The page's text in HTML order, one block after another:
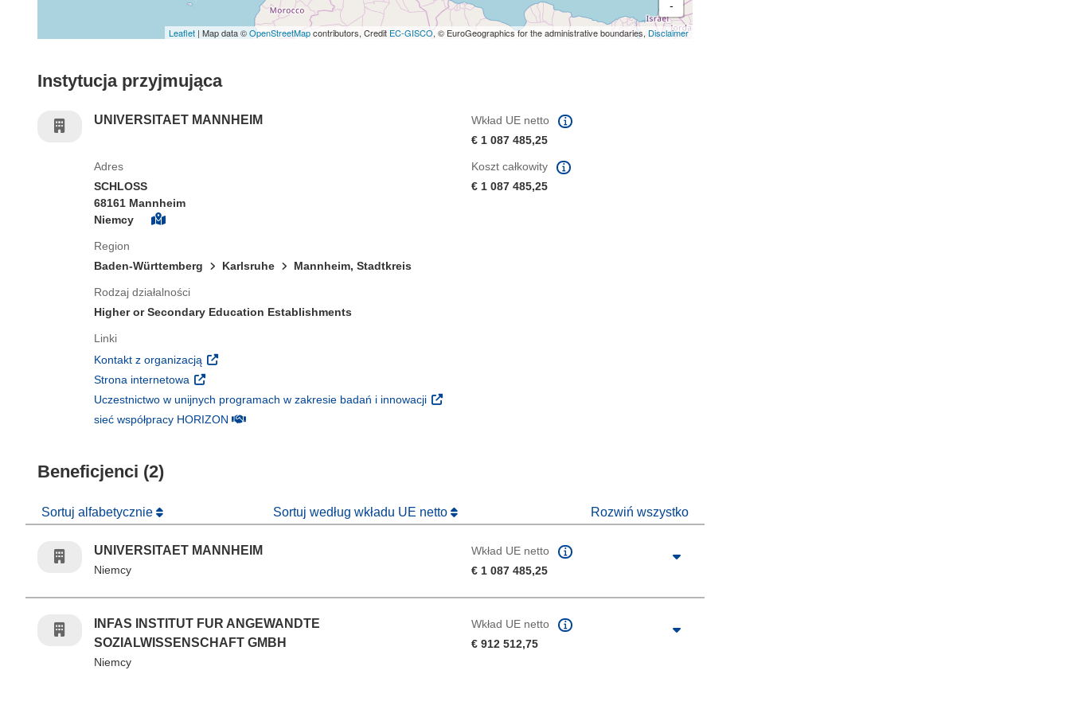
-
Leaflet | Map data ©OpenStreetMapcontributors, Credit EC-GISCO, © EuroGeographics for the administrative boundaries, Disclaimer
Instytucja przyjmująca
UNIVERSITAET MANNHEIM
Wkład UE netto
€ 1 087 485,25
Adres
SCHLOSS
68161 Mannheim
Niemcy
Region
Baden-Württemberg
Karlsruhe Mannheim, Stadtkreis
Rodzaj działalności
Higher or Secondary Education Establishments
Linki
Kontakt z organizacją (odnośnik otworzy się w nowym oknie)
Strona internetowa (odnośnik otworzy się w nowym oknie)
Uczestnictwo w unijnych programach w zakresie badań i innowacji (odnośnik otworzy się w nowym oknie)
sieć współpracy HORIZON(odnośnik otworzy się w nowym oknie)
Koszt całkowity
€ 1 087 485,25
Beneficjenci (2)
Sortuj alfabetycznie Sortuj według wkładu UE netto Rozwiń wszystko
UNIVERSITAET MANNHEIM
Niemcy
Wkład UE netto
€ 1 087 485,25
INFAS INSTITUT FUR ANGEWANDTE
SOZIALWISSENSCHAFT GMBH
Niemcy
Wkład UE netto
€ 912 512,75